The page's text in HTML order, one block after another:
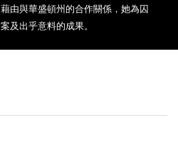
由與華盛頓州的合作關係，她為囚
及出乎意料的成果。